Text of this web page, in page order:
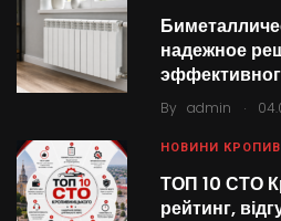
надежное
By admin .
НОВИНИ
ТОП 10 СТО
рейтинг,